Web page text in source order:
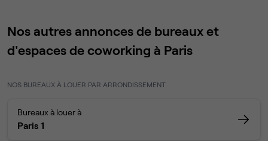
Nos autres annonces de bureaux et
d'espaces de coworking à Paris
NOS BUREAUX À LOUER PAR ARRONDISSEMENT
Bureaux à louer à
Paris 1